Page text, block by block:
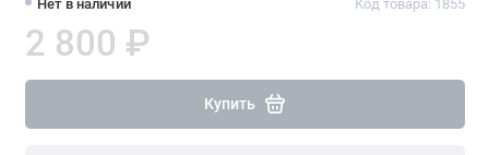
Нет в наличии Код товара: 1855
2 800 ₽
Купить